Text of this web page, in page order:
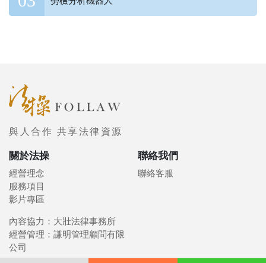
與人合作 共享法律資源
關於法操
經營理念
服務項目
影片專區
聯絡我們
聯絡客服
內容協力：大壯法律事務所
經營管理：謙明管理顧問有限
公司